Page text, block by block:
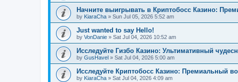
Начните выигрывать в Криптобосс Казино:
by KiaraCha » Sun Jul 05, 2026 5:52 am
Just wanted to say Hello!
by VonDanie » Sat Jul 04, 2026 10:52 am
Исследуйте Гизбо Казино: Ультимативный
by GusHavel » Sat Jul 04, 2026 5:00 am
Исследуйте Криптобосс Казино: Премиальный
by KiaraCha » Sat Jul 04, 2026 4:09 am